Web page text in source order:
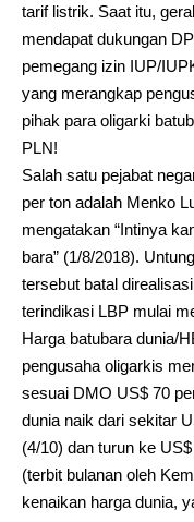
tarif listrik. Saat itu,
mendapat dukungan
pemegang izin IUP/
yang merangkap
pihak para oligarki
PLN!
Salah satu pejabat
per ton adalah Menko
mengatakan “Intinya
bara” (1/8/2018).
tersebut batal
terindikasi LBP mulai
Harga batubara dunia/
pengusaha oligarkis
sesuai DMO US$ 70
dunia naik dari sekitar
(4/10) dan turun ke
(terbit bulanan oleh
kenaikan harga dunia,